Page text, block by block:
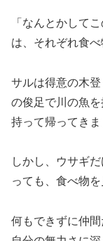
「なんとかして
は、それぞれ食べ
サルは得意の木
の俊足で川の魚
持って帰ってきま
しかし、ウサギ
っても、食べ物
何もできずに仲間